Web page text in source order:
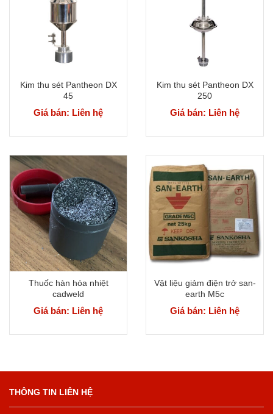
Kim thu sét Pantheon DX
45
Giá bán: Liên hệ
Kim thu sét Pantheon DX
250
Giá bán: Liên hệ
Thuốc hàn hóa nhiệt
cadweld
Giá bán: Liên hệ
Vật liệu giảm điện trở san-
earth M5c
Giá bán: Liên hệ
THÔNG TIN LIÊN HỆ